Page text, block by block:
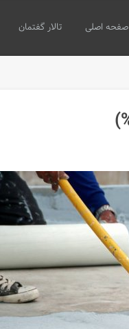
صفحه اصلی تالار گفتمان